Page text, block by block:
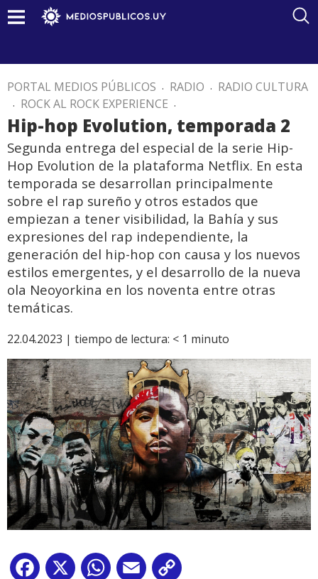
PORTAL MEDIOS PÚBLICOS . RADIO . RADIO CULTURA
. ROCK AL ROCK EXPERIENCE .
Hip-hop Evolution, temporada 2
Segunda entrega del especial de la serie Hip-
Hop Evolution de la plataforma Netflix. En esta
temporada se desarrollan principalmente
sobre el rap sureño y otros estados que
empiezan a tener visibilidad, la Bahía y sus
expresiones del rap independiente, la
generación del hip-hop con causa y los nuevos
estilos emergentes, y el desarrollo de la nueva
ola Neoyorkina en los noventa entre otras
temáticas.
22.04.2023 | tiempo de lectura: < 1 minuto
Facebook
X WhatsApp
Email